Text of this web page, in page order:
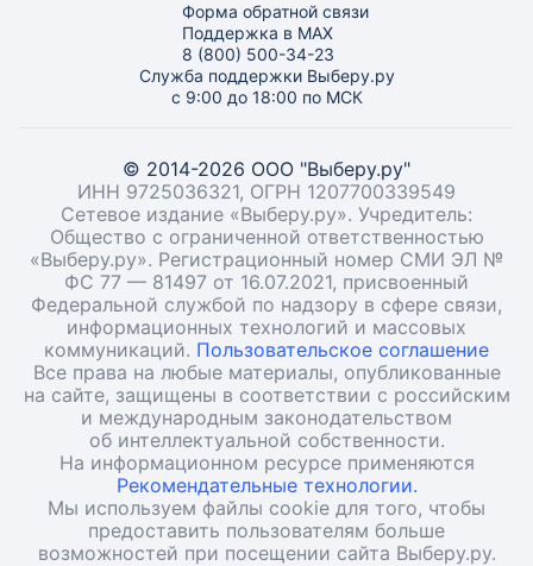
Форма обратной связи
Поддержка в MAX
8 (800) 500-34-23
Служба поддержки Выберу.ру
с 9:00 до 18:00 по МСК
© 2014-2026 ООО "Выберу.ру"
ИНН 9725036321, ОГРН 1207700339549
Сетевое издание «Выберу.ру». Учредитель:
Общество с ограниченной ответственностью
«Выберу.ру». Регистрационный номер СМИ ЭЛ №
ФС 77 — 81497 от 16.07.2021, присвоенный
Федеральной службой по надзору в сфере связи,
информационных технологий и массовых
коммуникаций. Пользовательское соглашение
Все права на любые материалы, опубликованные
на сайте, защищены в соответствии с российским
и международным законодательством
об интеллектуальной собственности.
На информационном ресурсе применяются
Рекомендательные технологии.
Мы используем файлы cookie для того, чтобы
предоставить пользователям больше
возможностей при посещении сайта Выберу.ру.